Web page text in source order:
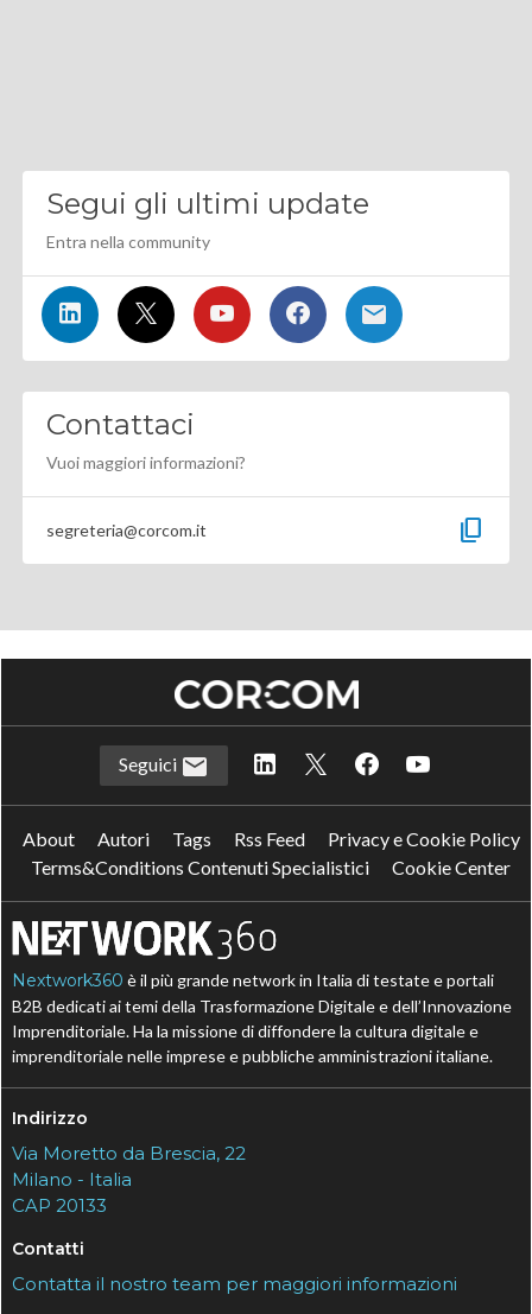
Segui gli ultimi update
Entra nella community
Contattaci
Vuoi maggiori informazioni?
segreteria@corcom.it content_copy
Seguici
About Autori Tags Rss Feed
Privacy e Cookie Policy
Terms&Conditions Contenuti Specialistici
Cookie Center
Nextwork360 è il più grande network in Italia di testate e portali
B2B dedicati ai temi della Trasformazione Digitale e dell’Innovazione
Imprenditoriale. Ha la missione di diffondere la cultura digitale e
imprenditoriale nelle imprese e pubbliche amministrazioni italiane.
Indirizzo
Via Moretto da Brescia, 22
Milano - Italia
CAP 20133
Contatti
Contatta il nostro team per maggiori informazioni